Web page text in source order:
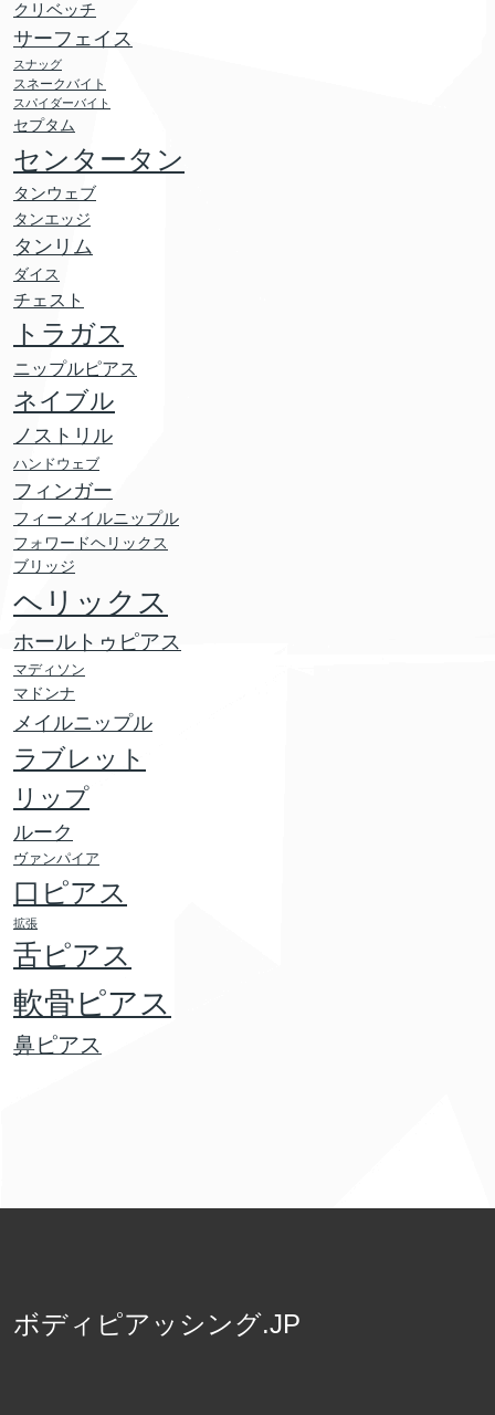
クリベッチ
サーフェイス
スナッグ
スネークバイト
スパイダーバイト
セプタム
センタータン
タンウェブ
タンエッジ
タンリム
ダイス
チェスト
トラガス
ニップルピアス
ネイブル
ノストリル
ハンドウェブ
フィンガー
フィーメイルニップル
フォワードヘリックス
ブリッジ
ヘリックス
ホールトゥピアス
マディソン
マドンナ
メイルニップル
ラブレット
リップ
ルーク
ヴァンパイア
口ピアス
拡張
舌ピアス
軟骨ピアス
鼻ピアス
ボディピアッシング.JP